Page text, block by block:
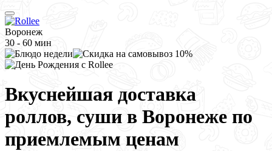
Воронеж
30 - 60 мин
Вкуснейшая доставка
роллов, суши в Воронеже по
приемлемым ценам